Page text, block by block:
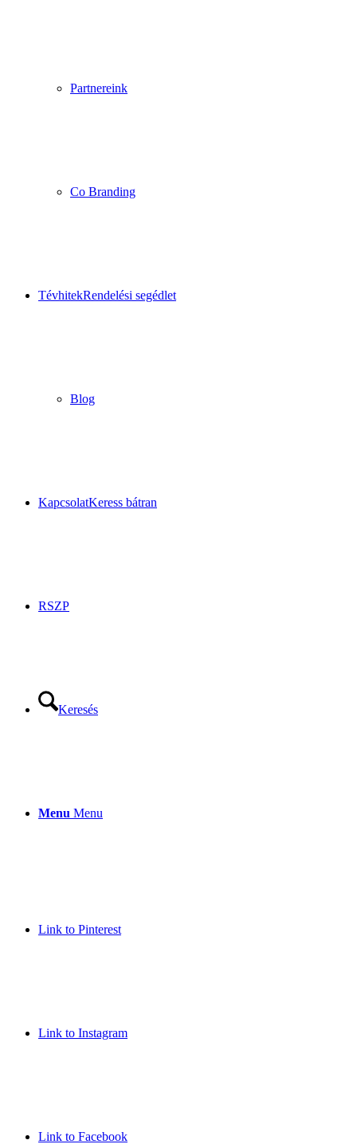
Partnereink
Co Branding
TévhitekRendelési segédlet
Blog
KapcsolatKeress bátran
RSZP
Keresés
Menu Menu
Link to Pinterest
Link to Instagram
Link to Facebook